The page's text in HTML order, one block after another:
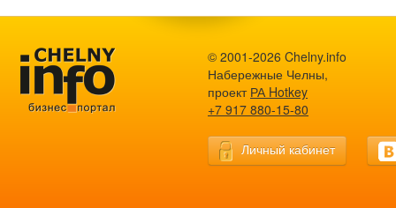
© 2001-2026 Chelny.info
Набережные Челны,
проект РА Hotkey
+7 917 880-15-80
Личный кабинет